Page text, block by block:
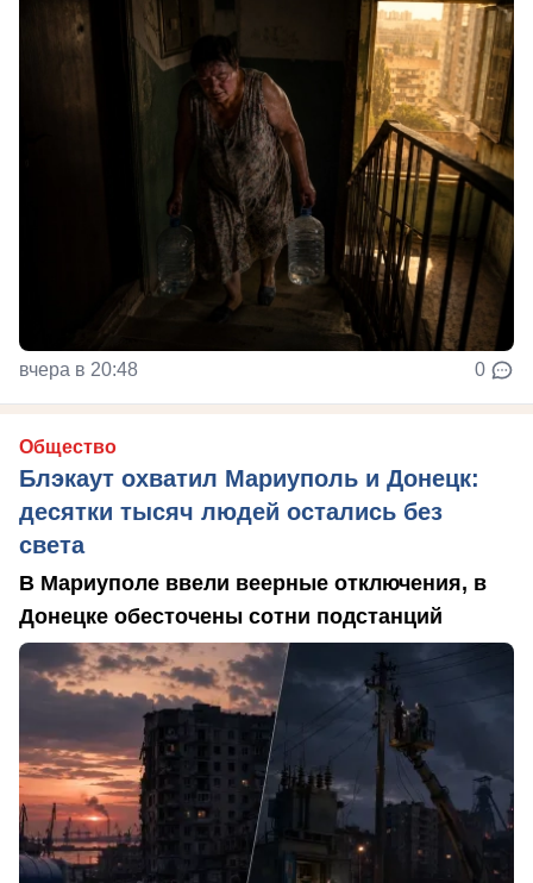
вчера в 20:48 0
Общество
Блэкаут охватил Мариуполь и Донецк:
десятки тысяч людей остались без
света
В Мариуполе ввели веерные отключения, в
Донецке обесточены сотни подстанций